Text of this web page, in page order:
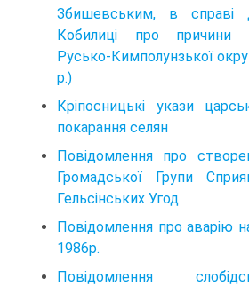
Збишевським, в справі
Кобилиці про причини
Русько-Кимполунзької
р.)
Кріпосницькі укази
покарання селян
Повідомлення про
Громадської Групи
Гельсінських Угод
Повідомлення про аварію
1986р.
Повідомлення